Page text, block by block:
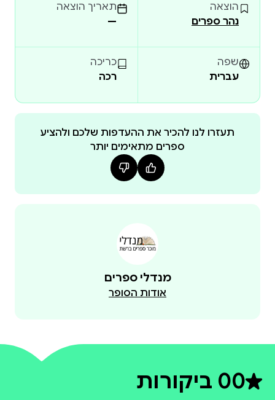
האינהרנטיים לכל מצב אנושי, הרי בסופו של דבר, חרות
בליבי זיכרון יחיד, מבין זיכרונות רבים אחרים, עגומים עד
אין־סוף, שהחיים מחוץ לכותלי המוסד הועידו לי, מועידים
עדיין ויכתיבו לי, ללא שמץ ספק, לעד." [פול ורלן, מתוך
פול ורלן, "המשורר המקולל" הראשון — כך הוא כינה את
עצמו — פרסם את יצירותיו במחצית השנייה של המאה
התשע עשרה, תקופה שבה השירה הצרפתית העפילה
1896) נמנה עם דגולי המשוררים בצרפת ועם מחדשי
הוצאה
נהר ספרים
תאריך הוצאה
—
שפה
עברית
כריכה
רכה
תעזרו לנו להכיר את ההעדפות שלכם ולהציע
ספרים מתאימים יותר
מנדלי ספרים
אודות הסופר
0דירוג ממוצע 0 מתוך 5
0 ביקורות